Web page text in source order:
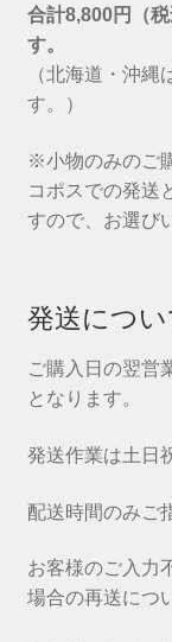
合計8,800円（
す。
（北海道・沖縄
す。）
※小物のみのご
コポスでの発送
すので、お選び
発送につい
ご購入日の翌営
となります。
発送作業は土日
配送時間のみご
お客様のご入力
場合の再送につ